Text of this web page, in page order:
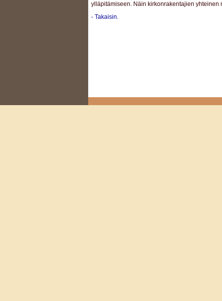
ylläpitämiseen. Näin kirkonrakentajien yhteinen
- Takaisin.